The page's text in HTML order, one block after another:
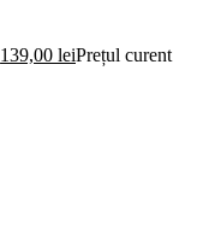
139,00 leiPrețul curent